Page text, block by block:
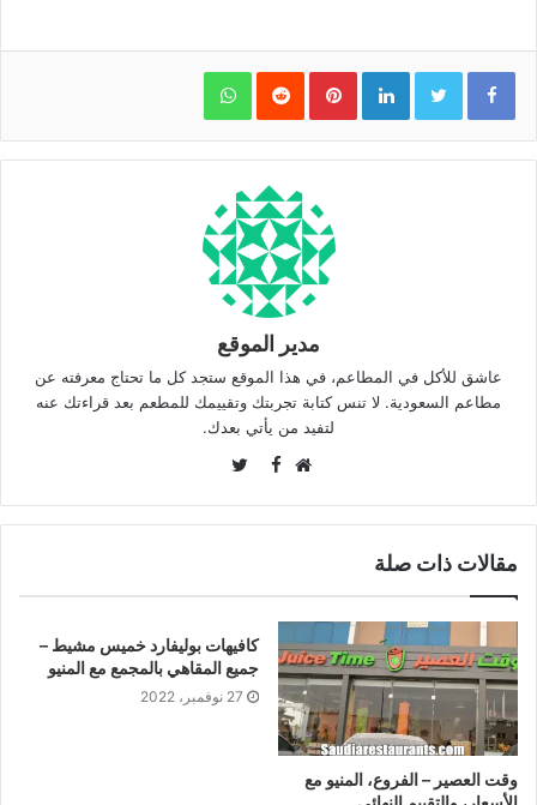
LinkedIn
Pinterest
WhatsApp
مدير الموقع
عاشق للأكل في المطاعم، في هذا الموقع ستجد كل ما تحتاج معرفته عن
مطاعم السعودية. لا تنس كتابة تجربتك وتقييمك للمطعم بعد قراءتك عنه
لتفيد من يأتي بعدك.
Facebook
مقالات ذات صلة
وقت العصير – الفروع، المنيو مع
كافيهات بوليفارد خميس مشيط –
جميع المقاهي بالمجمع مع المنيو
27 نوفمبر، 2022